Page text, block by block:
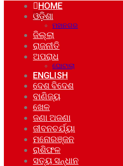
HOME
ଓଡ଼ିଶା
ମହାନଗର
ଜିଲ୍ଲା
ରାଜନୀତି
ଅପରାଧ
ଘୋଟାଲା
ENGLISH
ଦେଶ ବିଦେଶ
ବାଣିଜ୍ୟ
ଖେଳ
ଜଣା ଅଜଣା
ଜୀବନଚର୍ଯ୍ୟା
ମନୋରଞ୍ଜନ
ରାଶିଫଳ
ସତ୍ୟ ସନ୍ଧାନ